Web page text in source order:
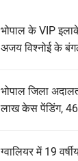
भोपाल के VIP इलाके
अजय विश्नोई के
भोपाल जिला
लाख केस पेंडिंग,
ग्वालियर में 19